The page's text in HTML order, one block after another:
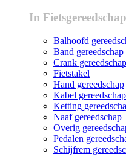
In Fietsgereedschap
Balhoofd
Band gereedschap
Crank gereedschap
Fietstakel
Hand gereedschap
Kabel gereedschap
Ketting
Naaf gereedschap
Overig
Pedalen
Schijfrem